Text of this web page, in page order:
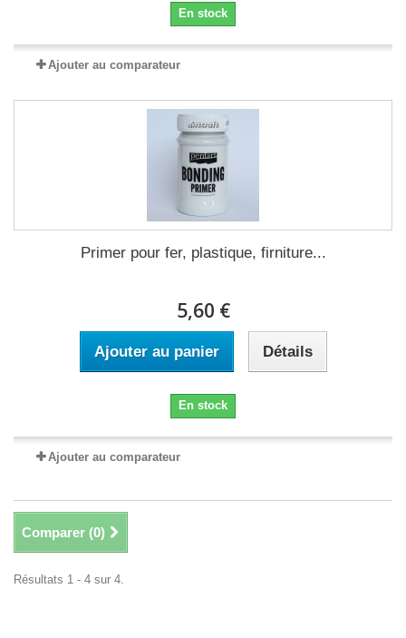
En stock
Ajouter au comparateur
Primer pour fer, plastique, firniture...
5,60 €
Ajouter au panier Détails
En stock
Ajouter au comparateur
Comparer (0)
Résultats 1 - 4 sur 4.